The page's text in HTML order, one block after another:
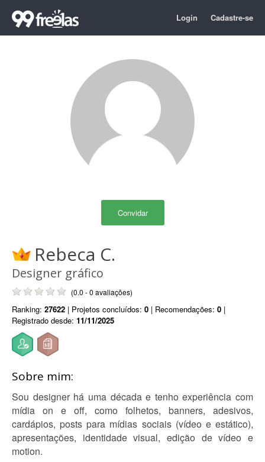
Login Cadastre-se
Convidar
Rebeca C.
Designer gráfico
(0.0 - 0 avaliações)
Ranking: 27622 | Projetos concluídos: 0 | Recomendações: 0 |
Registrado desde: 11/11/2025
Sobre mim:
Sou designer há uma década e tenho experiência com
mídia on e off, como folhetos, banners, adesivos,
cardápios, posts para mídias sociais (vídeo e estático),
apresentações, identidade visual, edição de vídeo e
motion.